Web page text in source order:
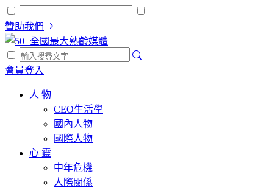
贊助我們
會員登入
人 物
CEO生活學
國內人物
國際人物
心 靈
中年危機
人際關係